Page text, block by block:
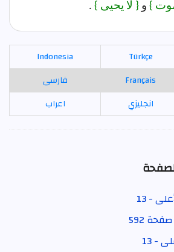
} و { لا يحيى } .
Türkçe
Indonesia
Français
فارسی
انجليزي اعراب
- 13
592
- 13